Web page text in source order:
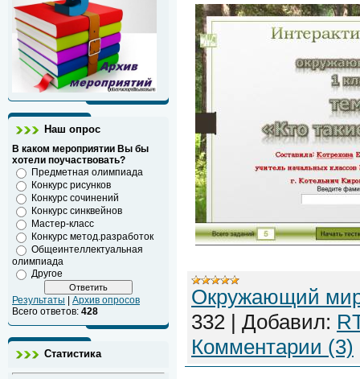
Наш опрос
В каком мероприятии Вы бы
хотели поучаствовать?
Предметная олимпиада
Конкурс рисунков
Конкурс сочинений
Конкурс синквейнов
Мастер-класс
Конкурс метод.разработок
Общеинтеллектуальная
олимпиада
Другое
Результаты
Архив опросов
Всего ответов: 428
Статистика
Окружающий
332 | Добавил:
Комментарии (3)